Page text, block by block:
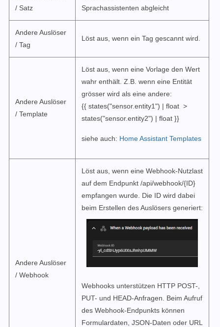
/ Satz
Sprachassistenten abgleicht
Andere Auslöser
/ Tag
Löst aus, wenn ein Tag gescannt wird.
Andere Auslöser
/ Template
Löst aus, wenn eine Vorlage den Wert
wahr enthält. Z.B. wenn eine Entität
grösser wird als eine andere:
{{ states("sensor.entity1") | float >
states("sensor.entity2") | float }}
siehe auch: Home Assistant Templates
Andere Auslöser
/ Webhook
Löst aus, wenn eine Webhook-Nutzlast
auf dem Endpunkt /api/webhook/{ID}
empfangen wurde. Die ID wird dabei
beim Erstellen des Auslösers generiert:
Webhooks unterstützen HTTP POST-,
PUT- und HEAD-Anfragen. Beim Aufruf
des Webhook-Endpunkts können
Formulardaten, JSON-Daten oder URL